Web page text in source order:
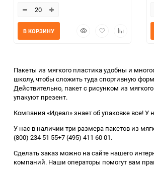
БыстрыйДобавитьДобавить
В КОРЗИНУ
Пакеты из мягкого пластика удобны и
школу, чтобы сложить туда спортивную
Действительно, пакет с рисунком из
упакуют презент.
Компания «Идеал» знает об упаковке все!
У нас в наличии три размера пакетов из
(800) 234 51 55+7 (495) 411 60 01.
Сделать заказ можно на сайте нашего
компаний. Наши операторы помогут вам